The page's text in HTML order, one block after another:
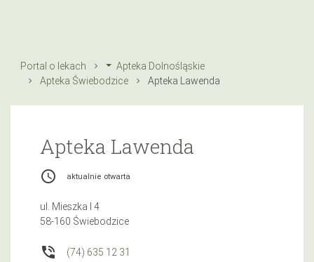
Portal o lekach
Apteka Dolnośląskie
Apteka Świebodzice
Apteka Lawenda
Apteka Lawenda
access_time aktualnie otwarta
ul. Mieszka I 4
58-160 Świebodzice
phone_in_talk (74) 635 12 31